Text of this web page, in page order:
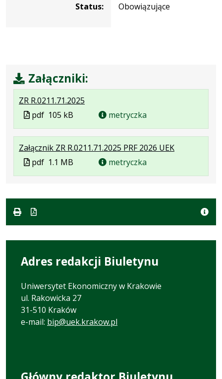
Status:
Obowiązujące
Załączniki:
ZR R.0211.71.2025
formacie:
pdf
Rozmiar
105
kB
Otwiera
w
nowej
karcie.
Plik
w
formacie
pdf 105 kB metryczka
Załącznik ZR R.0211.71.2025 PRF 2026 UEK...
Plik
w
pdf 1.1 MB metryczka
Adres redakcji Biuletynu
Uniwersytet Ekonomiczny w Krakowie
ul. Rakowicka 27
31-510 Kraków
e-mail: bip@uek.krakow.pl